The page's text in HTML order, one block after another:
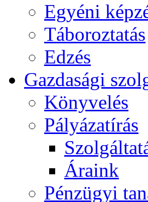
Egyéni
Táboroztatás
Edzés
Gazdasági
Könyvelés
Pályázatírás
Áraink
Pénzügyi